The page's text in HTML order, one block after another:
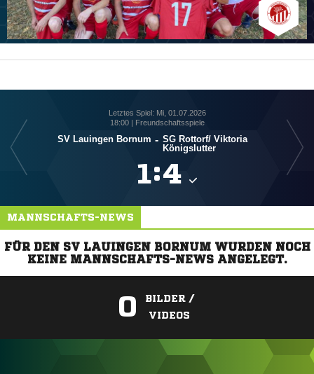
Letztes Spiel: Mi, 01.07.2026
18:00 | Freundschaftsspiele
SV Lauingen Bornum - SG Rottorf/​ Viktoria
Königslutter
:
MANNSCHAFTS-NEWS
FÜR DEN SV LAUINGEN BORNUM WURDEN NOCH
KEINE MANNSCHAFTS-NEWS ANGELEGT.
0
BILDER /
VIDEOS